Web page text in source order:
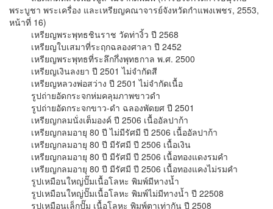
พระบูชา พระเครื่อง และเหรียญคณาจารย์จังหวัดกำแพงเพชร, 2553,
หน้าที่ 16)
เหรียญพระพุทธชินราช วัดท่างิ้ว ปี 2568
เหรียญใบเสมาที่ระฤกฉลองศาลา ปี 2452
เหรียญพระพุทธที่ระลึกกึ่งพุทธกาล พ.ศ. 2500
เหรียญเงินลงยา ปี 2501 ไม่จำกัดสี
เหรียญหลวงพ่อสว่าง ปี 2501 ไม่จำกัดเนื้อ
รูปถ่ายอัดกระจกห่มคลุมภาพขาวดำ
รูปถ่ายอัดกระจกขาว-ดำ ฉลองพัดยศ ปี 2501
เหรียญกลมนั่งเต็มองค์ ปี 2506 เนื้ออัลปาก้า
เหรียญกลมอายุ 80 ปี ไม่มีรัศมี ปี 2506 เนื้ออัลปาก้า
เหรียญกลมอายุ 80 ปี มีรัศมี ปี 2506 เนื้อเงิน
เหรียญกลมอายุ 80 ปี มีรัศมี ปี 2506 เนื้อทองแดงรมคำ
เหรียญกลมอายุ 80 ปี มีรัศมี ปี 2506 เนื้อทองแคงไม่รมคำ
รูปเหมือนใหญ่ปั๊มเนื้อโลหะ พิมพ์มีหางน้ำ
รูปเหมือนใหญ่ปั๊มเนื้อโลหะ พิมพ์ไม่มีทางน้ำ ปี 22508
รูปเหมือนเล็กปั๊ม เนื้อโลหะ พิมพ์ตาเท่ากัน ปี 2508